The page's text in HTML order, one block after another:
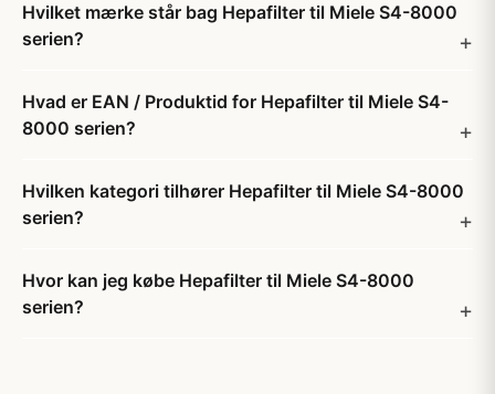
Hvilket mærke står bag Hepafilter til Miele S4-8000
serien?
Hvad er EAN / Produktid for Hepafilter til Miele S4-
8000 serien?
Hvilken kategori tilhører Hepafilter til Miele S4-8000
serien?
Hvor kan jeg købe Hepafilter til Miele S4-8000
serien?